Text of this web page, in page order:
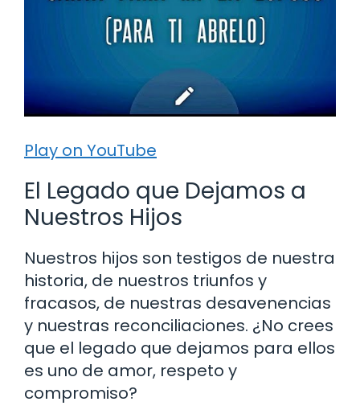
Play on YouTube
El Legado que Dejamos a
Nuestros Hijos
Nuestros hijos son testigos de nuestra
historia, de nuestros triunfos y
fracasos, de nuestras desavenencias
y nuestras reconciliaciones. ¿No crees
que el legado que dejamos para ellos
es uno de amor, respeto y
compromiso?